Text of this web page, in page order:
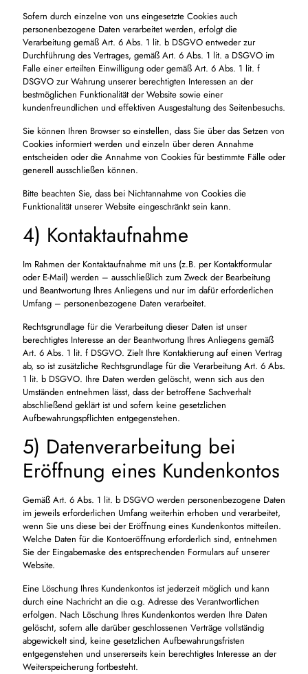
Sofern durch einzelne von uns eingesetzte Cookies auch
personenbezogene Daten verarbeitet werden, erfolgt die
Verarbeitung gemäß Art. 6 Abs. 1 lit. b DSGVO entweder zur
Durchführung des Vertrages, gemäß Art. 6 Abs. 1 lit. a DSGVO im
Falle einer erteilten Einwilligung oder gemäß Art. 6 Abs. 1 lit. f
DSGVO zur Wahrung unserer berechtigten Interessen an der
bestmöglichen Funktionalität der Website sowie einer
kundenfreundlichen und effektiven Ausgestaltung des Seitenbesuchs.
Sie können Ihren Browser so einstellen, dass Sie über das Setzen von
Cookies informiert werden und einzeln über deren Annahme
entscheiden oder die Annahme von Cookies für bestimmte Fälle oder
generell ausschließen können.
Bitte beachten Sie, dass bei Nichtannahme von Cookies die
Funktionalität unserer Website eingeschränkt sein kann.
4) Kontaktaufnahme
Im Rahmen der Kontaktaufnahme mit uns (z.B. per Kontaktformular
oder E-Mail) werden – ausschließlich zum Zweck der Bearbeitung
und Beantwortung Ihres Anliegens und nur im dafür erforderlichen
Umfang – personenbezogene Daten verarbeitet.
Rechtsgrundlage für die Verarbeitung dieser Daten ist unser
berechtigtes Interesse an der Beantwortung Ihres Anliegens gemäß
Art. 6 Abs. 1 lit. f DSGVO. Zielt Ihre Kontaktierung auf einen Vertrag
ab, so ist zusätzliche Rechtsgrundlage für die Verarbeitung Art. 6 Abs.
1 lit. b DSGVO. Ihre Daten werden gelöscht, wenn sich aus den
Umständen entnehmen lässt, dass der betroffene Sachverhalt
abschließend geklärt ist und sofern keine gesetzlichen
Aufbewahrungspflichten entgegenstehen.
5) Datenverarbeitung bei
Eröffnung eines Kundenkontos
Gemäß Art. 6 Abs. 1 lit. b DSGVO werden personenbezogene Daten
im jeweils erforderlichen Umfang weiterhin erhoben und verarbeitet,
wenn Sie uns diese bei der Eröffnung eines Kundenkontos mitteilen.
Welche Daten für die Kontoeröffnung erforderlich sind, entnehmen
Sie der Eingabemaske des entsprechenden Formulars auf unserer
Website.
Eine Löschung Ihres Kundenkontos ist jederzeit möglich und kann
durch eine Nachricht an die o.g. Adresse des Verantwortlichen
erfolgen. Nach Löschung Ihres Kundenkontos werden Ihre Daten
gelöscht, sofern alle darüber geschlossenen Verträge vollständig
abgewickelt sind, keine gesetzlichen Aufbewahrungsfristen
entgegenstehen und unsererseits kein berechtigtes Interesse an der
Weiterspeicherung fortbesteht.